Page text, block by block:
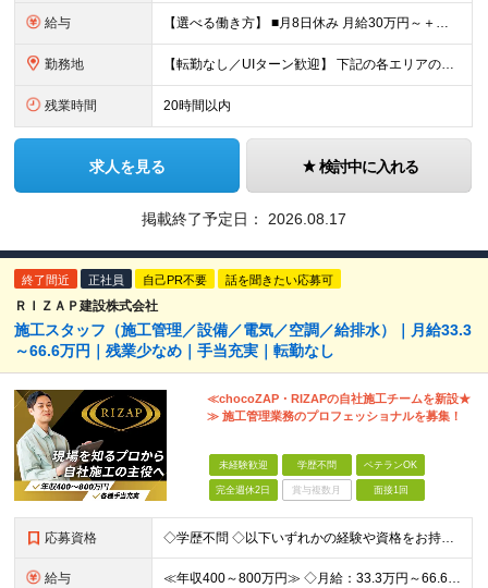
給与 【選べる働き方】 ■月8日休み 月給30万円～＋各種手当＋賞与年2回 ■月10日休み 月給27万円～＋各種手当＋賞与年2回 ※経験・能力を考慮の上、決定します ※上記にはみなし残業手当を含み、超過
勤務地 【転勤なし／UIターン歓迎】 下記の各エリアのお客様先に直行直帰 【関東圏】 ■埼玉県 ■神奈川県 ■東京都 ■千葉県 【関西圏】 ■大阪府 ■兵庫県 ★勤務地は希望を考慮します。 基本は直行
残業時間 20時間以内
求人を見る 検討中に入れる
掲載終了予定日： 2026.08.17
終了間近 正社員 自己PR不要 話を聞きたい応募可
ＲＩＺＡＰ建設株式会社
施工スタッフ（施工管理／設備／電気／空調／給排水）｜月給33.3
～66.6万円｜残業少なめ｜手当充実｜転勤なし
≪chocoZAP・RIZAPの自社施工チームを新設★
≫ 施工管理業務のプロフェッショナルを募集！
未経験歓迎 学歴不問 ベテランOK
完全週休2日 賞与複数月 面接1回
応募資格 ◇学歴不問 ◇以下いずれかの経験や資格をお持ちの方 ≪対象経験≫ ・店舗内装工事（フィットネス・飲食・物販など）の施工管理経験をお持ちの方 ・電気工事の実務経験（1年以上目安/業態不問） ・空調設備
給与 ≪年収400～800万円≫ ◇月給：33.3万円～66.6万円 ◇残業代別途支給 ◇昇給年2回（実力次第でスピード昇給可能） スキル・経験に応じた評価制度 ￣￣￣￣￣￣￣￣￣￣￣￣￣ 新設チームのた